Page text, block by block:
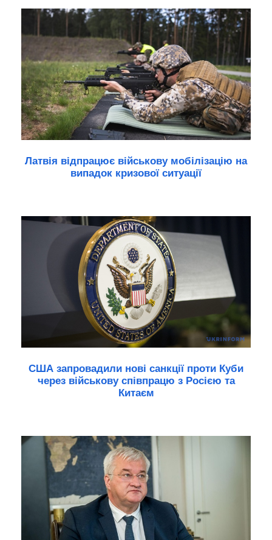
Латвія відпрацює військову мобілізацію на
випадок кризової ситуації
США запровадили нові санкції проти Куби
через військову співпрацю з Росією та
Китаєм